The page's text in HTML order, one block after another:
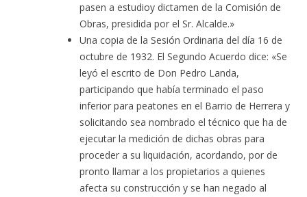
pasen a estudioy dictamen de la Comisión de
Obras, presidida por el Sr. Alcalde.»
Una copia de la Sesión Ordinaria del día 16 de
octubre de 1932. El Segundo Acuerdo dice: «Se
leyó el escrito de Don Pedro Landa,
participando que había terminado el paso
inferior para peatones en el Barrio de Herrera y
solicitando sea nombrado el técnico que ha de
ejecutar la medición de dichas obras para
proceder a su liquidación, acordando, por de
pronto llamar a los propietarios a quienes
afecta su construcción y se han negado al